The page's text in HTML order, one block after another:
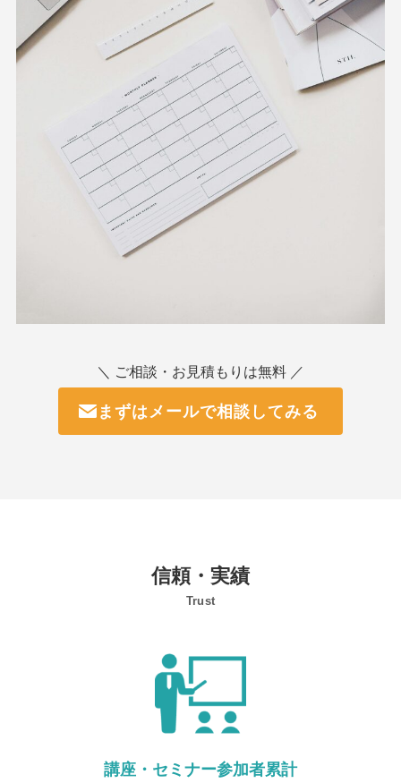
＼ ご相談・お見積もりは無料 ／
まずはメールで相談してみる
信頼・実績
Trust
講座・セミナー参加者累計